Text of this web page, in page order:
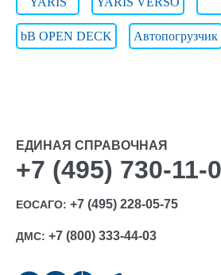
bB OPEN DECK Автопогрузчик
ЕДИНАЯ СПРАВОЧНАЯ
+7 (495) 730-11-
ЕОСАГО: +7 (495) 228-05-75
ДМС: +7 (800) 333-44-03